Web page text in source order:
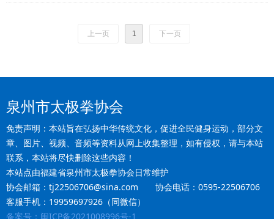
上一页 1 下一页
泉州市太极拳协会
免责声明：本站旨在弘扬中华传统文化，促进全民健身运动，部分文
章、图片、视频、音频等资料从网上收集整理，如有侵权，请与本站
联系，本站将尽快删除这些内容！
本站点由福建省泉州市太极拳协会日常维护
协会邮箱：tj22506706@sina.com 协会电话：0595-22506706
客服手机：19959697926（同微信）
备案号：闽ICP备2021008996号-1